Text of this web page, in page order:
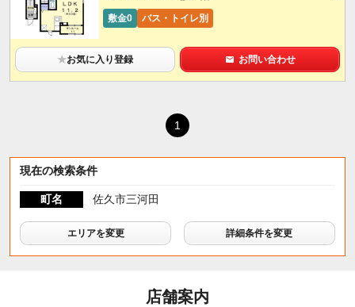
敷金0
バス・トイレ別
★お気に入り登録 お問い合わせ
1
現在の検索条件
町名 佐久市三河田
エリアを変更 詳細条件を変更
店舗案内